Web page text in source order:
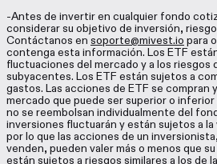
-Antes de invertir en cualquier fondo
considerar su objetivo de inversión,
Contáctanos en soporte@mivest.io para
contenga esta información. Los ETF
fluctuaciones del mercado y a los riesgos
subyacentes. Los ETF están sujetos a
gastos. Las acciones de ETF se compran
mercado que puede ser superior o inferior
no se reembolsan individualmente del
inversiones fluctuarán y están sujetos a
por lo que las acciones de un
venden, pueden valer más o menos que
están sujetos a riesgos similares a los de